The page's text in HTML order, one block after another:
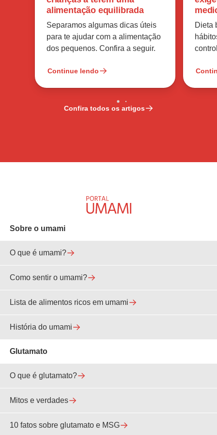
alimentação equilibrada
Separamos algumas dicas úteis
para te ajudar com a alimentação
dos pequenos. Confira a seguir.
Continue lendo
Dieta
Confira todos os artigos
Sobre o umami
O que é umami?
Como sentir o umami?
Lista de alimentos ricos em umami
História do umami
Glutamato
O que é glutamato?
Mitos e verdades
10 fatos sobre glutamato e MSG